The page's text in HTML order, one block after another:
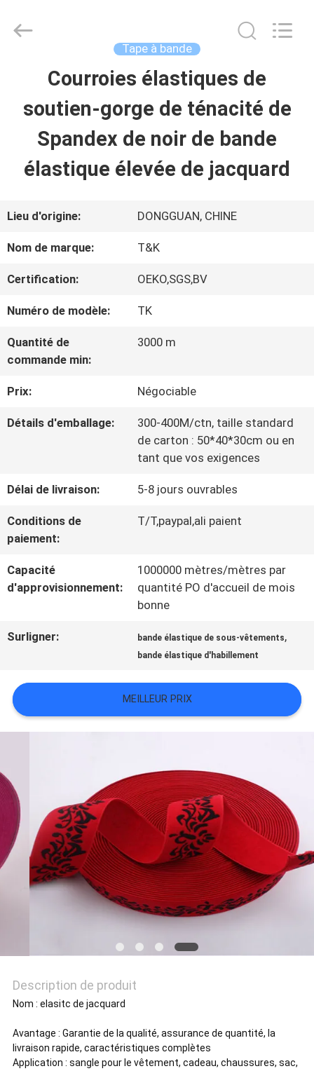
APERÇU
PRODUITS
PROPOS
DE
NOUS
VISITE
D'USINE
CONTRÔLE
DE
QUALITÉ
CONTACT
NOUVELLES
TOUS
CAS
SHOW
PLAN
DU
SITE
POLITIQUE
DE
CONFIDENTIALITÉ
T&K
Tape à bande
Courroies élastiques de
soutien-gorge de ténacité de
Spandex de noir de bande
élastique élevée de jacquard
Lieu d'origine: DONGGUAN, CHINE
Nom de marque: T&K
Certification: OEKO,SGS,BV
Numéro de modèle: TK
Quantité de
commande min:
3000 m
Prix: Négociable
Détails d'emballage:
300-400M/ctn, taille standard
de carton : 50*40*30cm ou en
tant que vos exigences
Délai de livraison: 5-8 jours ouvrables
Conditions de
paiement:
T/T,paypal,ali paient
Capacité
d'approvisionnement:
1000000 mètres/mètres par
quantité PO d'accueil de mois
bonne
Surligner: bande élastique de sous-vêtements,
bande élastique d'habillement
MEILLEUR PRIX
Description de produit
Nom : elasitc de jacquard
Avantage : Garantie de la qualité, assurance de quantité, la
livraison rapide, caractéristiques complètes
Application : sangle pour le vêtement, cadeau, chaussures, sac,